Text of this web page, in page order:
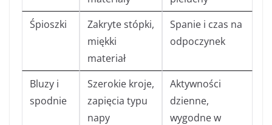
Śpioszki
Zakryte stópki,
miękki
materiał
Spanie i czas na
odpoczynek
Bluzy i
spodnie
Szerokie kroje,
zapięcia typu
napy
Aktywności
dzienne,
wygodne w